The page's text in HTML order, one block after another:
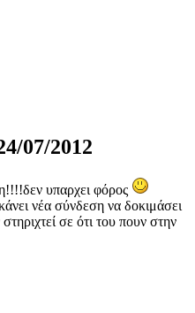
07/2012
υπαρχει φόρος
νέα σύνδεση να δοκιμάσει
σε ότι του πουν στην